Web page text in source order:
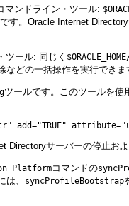
マンドライン・ツール:
です。Oracle Internet
ツール: 同じく
どの一括操作を実行できま
ツールです。このツールを使
Directoryサーバーの停止お
Platformコマンドの
、
syncProfileBootstrap